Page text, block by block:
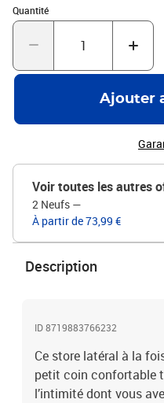
poudreDimensions : 100 x 0-
polyesterRésistance aux UV et
Quantité
Quantité : 1
Ajouter
Voir toutes les autres
2 Neufs —
À partir de 73,99 €
Description
ID 8719883766232
Ce store latéral à la
petit coin confortable
l’intimité dont vous